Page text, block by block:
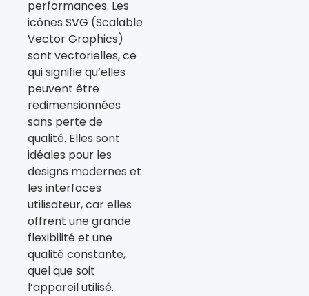
performances. Les
icônes SVG (Scalable
Vector Graphics)
sont vectorielles, ce
qui signifie qu’elles
peuvent être
redimensionnées
sans perte de
qualité. Elles sont
idéales pour les
designs modernes et
les interfaces
utilisateur, car elles
offrent une grande
flexibilité et une
qualité constante,
quel que soit
l’appareil utilisé.